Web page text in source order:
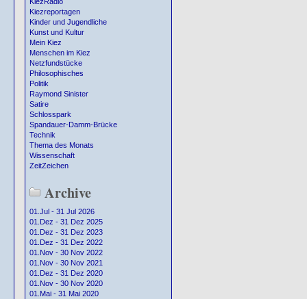
Kiezreportagen
Kinder und Jugendliche
Kunst und Kultur
Mein Kiez
Menschen im Kiez
Netzfundstücke
Philosophisches
Politik
Raymond Sinister
Satire
Schlosspark
Spandauer-Damm-Brücke
Technik
Thema des Monats
Wissenschaft
ZeitZeichen
Archive
01.Jul - 31 Jul 2026
01.Dez - 31 Dez 2025
01.Dez - 31 Dez 2023
01.Dez - 31 Dez 2022
01.Nov - 30 Nov 2022
01.Nov - 30 Nov 2021
01.Dez - 31 Dez 2020
01.Nov - 30 Nov 2020
01.Mai - 31 Mai 2020